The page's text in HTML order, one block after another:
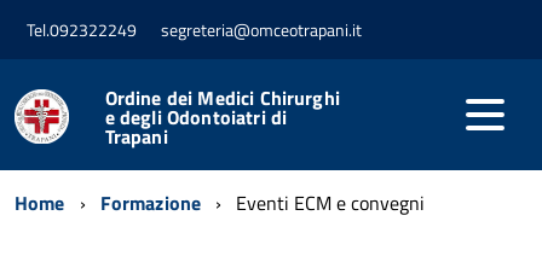
Tel.092322249 segreteria@omceotrapani.it
Ordine dei Medici Chirurghi
e degli Odontoiatri di
Trapani
Home Formazione Eventi ECM e convegni